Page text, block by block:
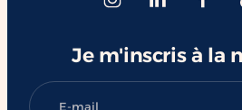
Je m'inscris à la